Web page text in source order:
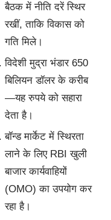
बैठक में नीति दरें स्थिर
रखीं, ताकि विकास को
गति मिले।
विदेशी मुद्रा भंडार 650
बिलियन डॉलर के करीब
—यह रुपये को सहारा
देता है।
बॉन्ड मार्केट में स्थिरता
लाने के लिए RBI खुली
बाजार कार्यवाहियों
(OMO) का उपयोग कर
रहा है।